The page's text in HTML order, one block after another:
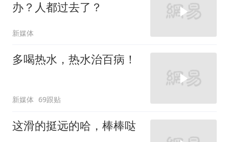
办？人都过去了？
新媒体
多喝热水，热水治百病！
新媒体 69跟贴
这滑的挺远的哈，棒棒哒